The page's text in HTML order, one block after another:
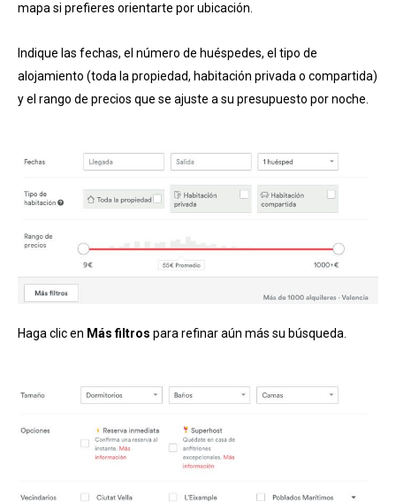
mapa si prefieres orientarte por ubicación.
Indique las fechas, el número de huéspedes, el tipo de
alojamiento (toda la propiedad, habitación privada o compartida)
y el rango de precios que se ajuste a su presupuesto por noche.
Haga clic en Más filtros para refinar aún más su búsqueda.